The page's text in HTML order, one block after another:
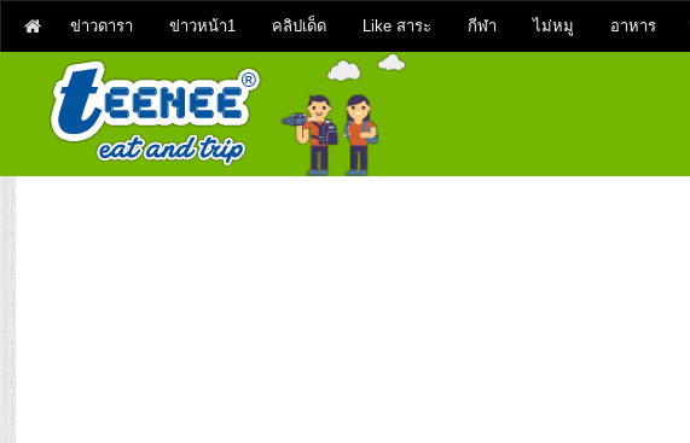
ข่าวดารา ข่าวหน้า1 คลิปเด็ด Like สาระ กีฬา ไม่หมู อาหาร